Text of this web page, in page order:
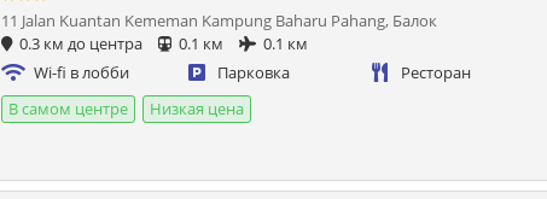
11 Jalan Kuantan Kememan Kampung Baharu Pahang, Балок
0.3 км до центра
0.1 км
0.1 км
Wi-fi в лобби
Парковка
Ресторан
В самом центре
Низкая цена